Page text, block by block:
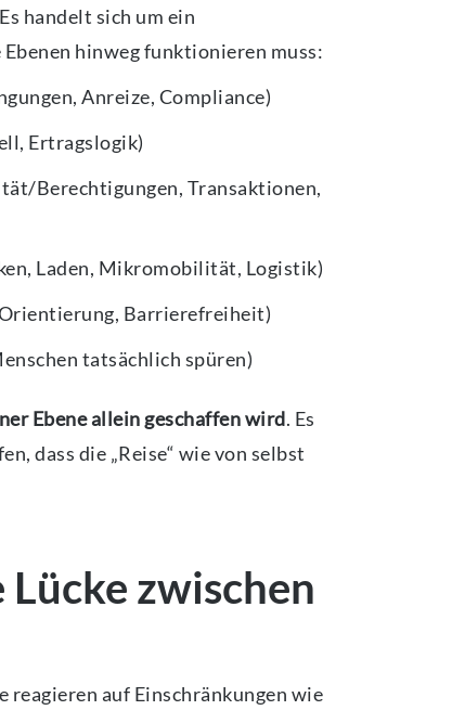
handelt sich um ein
hinweg funktionieren muss:
Anreize, Compliance)
Ertragslogik)
Berechtigungen, Transaktionen,
Laden, Mikromobilität, Logistik)
Barrierefreiheit)
tatsächlich spüren)
Ebene allein geschaffen wird. Es
dass die „Reise“ wie von selbst
zwischen
auf Einschränkungen wie